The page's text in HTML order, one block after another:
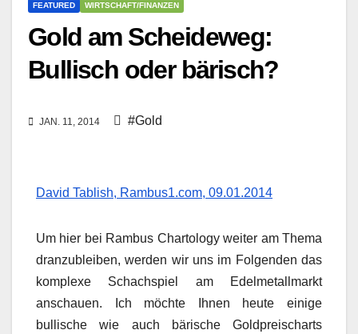
FEATURED WIRTSCHAFT/FINANZEN
Gold am Scheideweg:
Bullisch oder bärisch?
JAN. 11, 2014 #Gold
David Tablish, Rambus1.com, 09.01.2014
Um hier bei Rambus Chartology weiter am Thema
dranzubleiben, werden wir uns im Folgenden das
komplexe Schachspiel am Edelmetallmarkt
anschauen. Ich möchte Ihnen heute einige
bullische wie auch bärische Goldpreischarts